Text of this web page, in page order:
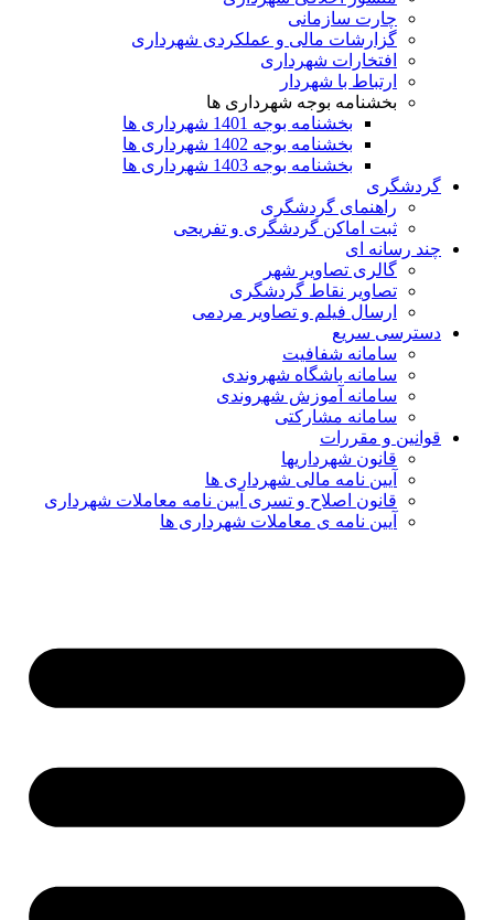
چارت سازمانی
گزارشات مالی و عملکردی شهرداری
افتخارات شهرداری
ارتباط با شهردار
بخشنامه بوجه شهرداری ها
بخشنامه بوجه 1401 شهرداری ها
بخشنامه بوجه 1402 شهرداری ها
بخشنامه بوجه 1403 شهرداری ها
گردشگری
راهنمای گردشگری
ثبت اماکن گردشگری و تفریحی
چند رسانه ای
گالری تصاویر شهر
تصاویر نقاط گردشگری
ارسال فیلم و تصاویر مردمی
دسترسی سریع
سامانه شفافیت
سامانه باشگاه شهروندی
سامانه آموزش شهروندی
سامانه مشارکتی
قوانین و مقررات
قانون شهرداریها
آیین نامه مالی شهرداری ها
قانون اصلاح و تسری آیین نامه معاملات شهرداری
آیین نامه ی معاملات شهرداری ها